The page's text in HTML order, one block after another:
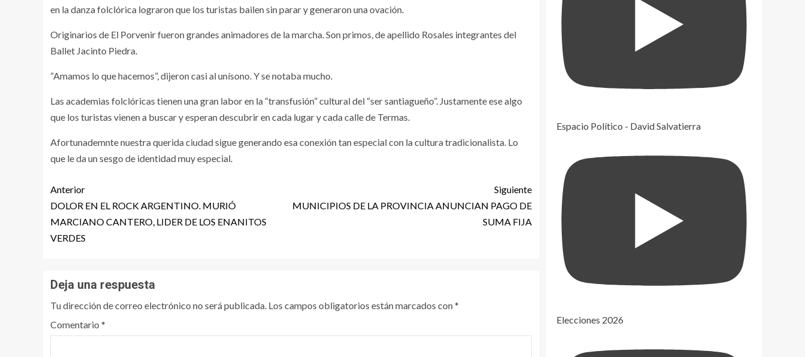
en la danza folclórica lograron que los turistas bailen sin parar y generaron una ovación.
Originarios de El Porvenir fueron grandes animadores de la marcha. Son primos, de apellido Rosales integrantes del
Ballet Jacinto Piedra.
“Amamos lo que hacemos”, dijeron casi al unísono. Y se notaba mucho.
Las academias folclóricas tienen una gran labor en la “transfusión” cultural del “ser santiagueño”. Justamente ese algo
que los turistas vienen a buscar y esperan descubrir en cada lugar y cada calle de Termas.
Afortunademnte nuestra querida ciudad sigue generando esa conexión tan especial con la cultura tradicionalista. Lo
que le da un sesgo de identidad muy especial.
Anterior
DOLOR EN EL ROCK ARGENTINO. MURIÓ
MARCIANO CANTERO, LIDER DE LOS ENANITOS
VERDES
Siguiente
MUNICIPIOS DE LA PROVINCIA ANUNCIAN PAGO DE
SUMA FIJA
Deja una respuesta
Tu dirección de correo electrónico no será publicada. Los campos obligatorios están marcados con*
Comentario *
Espacio Político - David Salvatierra
Elecciones 2026